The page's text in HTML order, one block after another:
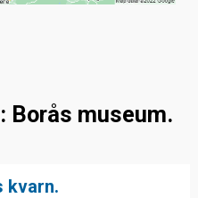
Borås museum.
kvarn.